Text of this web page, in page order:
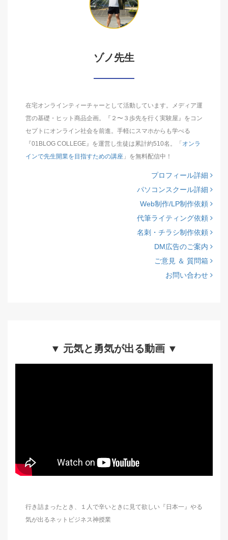
ゾノ先生
在宅オンラインティーチャーとして活動しています。メディア運
営の基礎・ヒット商品企画。『２〜３歩先を行く実験屋』をコン
セプトにオンライン社会を前進。手軽にスマホからも学べる
『01BLOG COLLEGE』を運営し生徒は累計約510名。「オンラ
インで先生開業を目指すための講座 」を無料配信中！
プロフィール詳細
パソコンスクール詳細
Web制作/LP制作依頼
代筆ライティング依頼
名刺・チラシ制作依頼
DM広告のご案内
ご意見 ＆ 質問箱
お問い合わせ
▼ 元気と勇気が出る動画 ▼
行き詰まったとき、１人で辛いときに見て欲しい『日本一』やる
気が出るネットビジネス神授業